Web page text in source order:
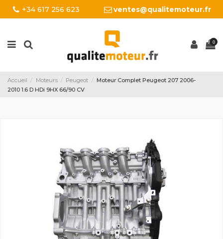
+34 617 256 623 ventes@qualitemoteur.fr
0
Accueil Moteurs Peugeot
Moteur Complet Peugeot 207 2006-
2010 1.6 D HDi 9HX 66/90 CV